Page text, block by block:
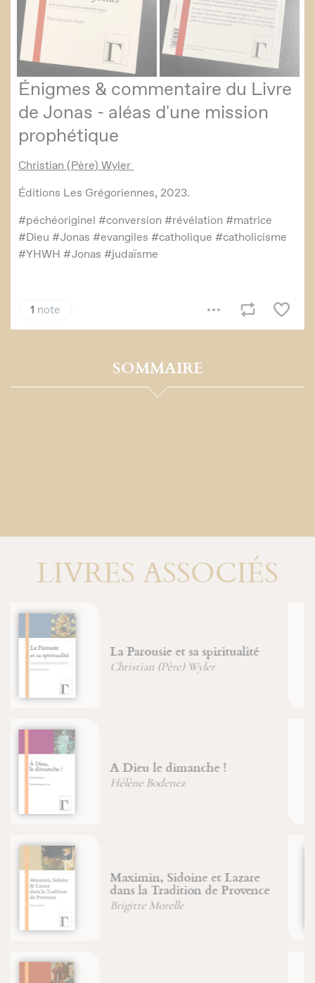
SOMMAIRE
LIVRES ASSOCIÉS
Énigme de la pensée
Jean-François Froger
De la nature de l'arbre
Jean Laugier
Les saints Anges
Saint Bonaventure